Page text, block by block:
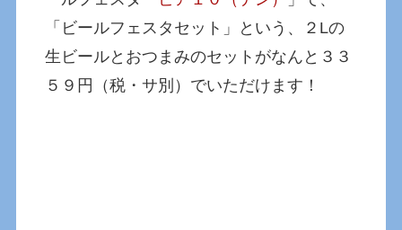
「ビールフェスタセット」という、２Lの
生ビールとおつまみのセットがなんと３３
５９円（税・サ別）でいただけます！